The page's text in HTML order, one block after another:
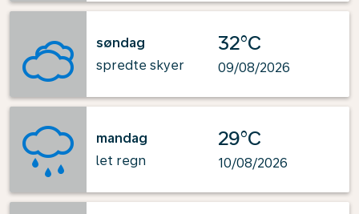
søndag
spredte skyer
32°C
09/08/2026
mandag
let regn
29°C
10/08/2026